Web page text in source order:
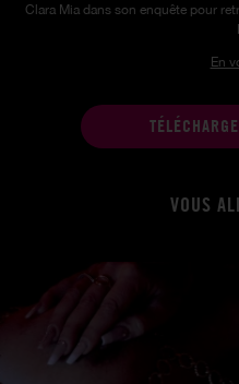
Clara Mia dans son enquête pour
En
VOUS